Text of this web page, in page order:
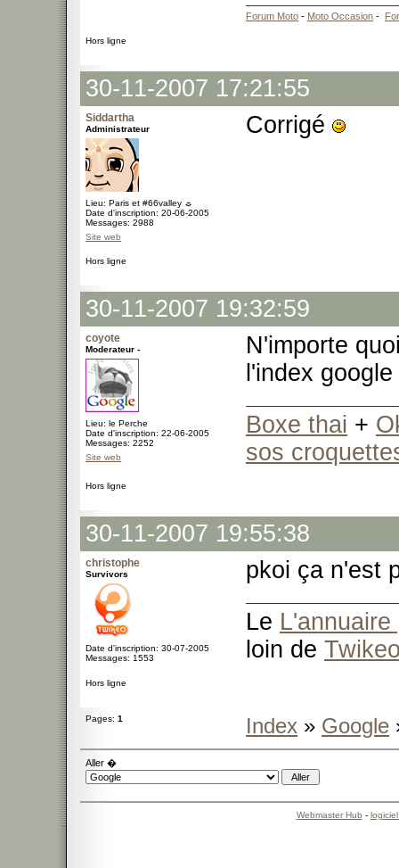
Forum Moto - Moto Occasion -
Hors ligne
30-11-2007 17:21:55
Siddartha
Administrateur
Lieu: Paris et #66valley ☼
Date d'inscription: 20-06-2005
Messages: 2988
Site web
Corrigé
Hors ligne
30-11-2007 19:32:59
coyote
Moderateur -
Lieu: le Perche
Date d'inscription: 22-06-2005
Messages: 2252
Site web
N'importe
l'index
Boxe thai +
sos
Hors ligne
30-11-2007 19:55:38
christophe
Survivors
Date d'inscription: 30-07-2005
Messages: 1553
pkoi ça n'est
Le L'annuaire
loin de
Hors ligne
Pages: 1 Index » Google
Aller �
Webmaster Hub -